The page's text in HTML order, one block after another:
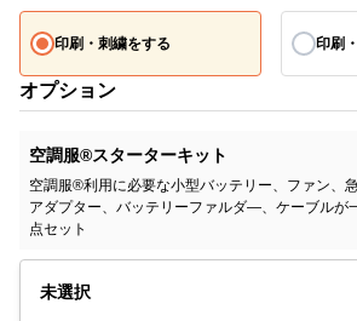
印刷・刺繍をする 印刷
オプション
空調服®スターターキット
空調服®利用に必要な小型バッテリー、ファン、
アダプター、バッテリーファルダ―、ケーブルが
点セット
未選択